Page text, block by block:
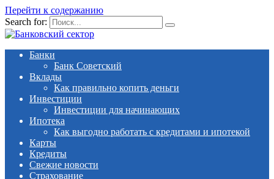
Перейти к содержанию
Search for:
Банки
Банк Советский
Вклады
Как правильно копить деньги
Инвестиции
Инвестиции для начинающих
Ипотека
Как выгодно работать с кредитами и ипотекой
Карты
Кредиты
Свежие новости
Страхование